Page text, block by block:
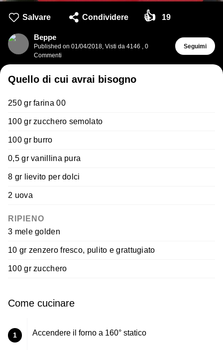
Salvare Condividere 👍 19
Beppe
Published on 01/04/2018 Visti da 4146
0
Commenti
Seguimi
Quello di cui avrai bisogno
250 gr farina 00
100 gr zucchero semolato
100 gr burro
0,5 gr vanillina pura
8 gr lievito per dolci
2 uova
RIPIENO
3 mele golden
10 gr zenzero fresco, pulito e grattugiato
100 gr zucchero
Come cucinare
1 Accendere il forno a 160° statico